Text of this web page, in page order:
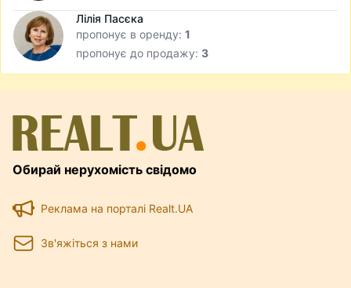
Лілія Пасєка
пропонує в оренду: 1
пропонує до продажу: 3
Обирай нерухомість свідомо
Реклама на порталі Realt.UA
Зв'яжіться з нами